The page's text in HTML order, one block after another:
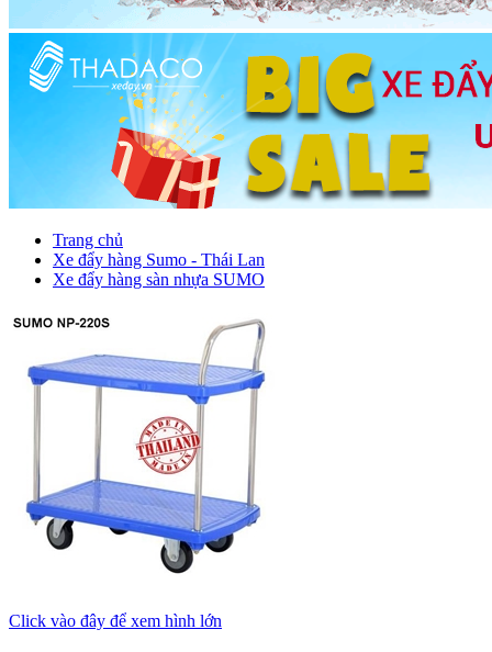
Trang chủ
Xe đẩy hàng Sumo - Thái Lan
Xe đẩy hàng sàn nhựa SUMO
Click vào đây để xem hình lớn